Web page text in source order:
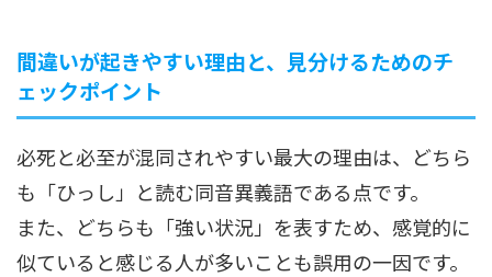
間違いが起きやすい理由と、見分けるためのチ
ェックポイント
必死と必至が混同されやすい最大の理由は、どちら
も「ひっし」と読む同音異義語である点です。
また、どちらも「強い状況」を表すため、感覚的に
似ていると感じる人が多いことも誤用の一因です。